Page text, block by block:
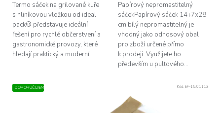
Termo sáček na grilované kuře
s hliníkovou vložkou od ideal
pack® představuje ideální
řešení pro rychlé občerstvení a
gastronomické provozy, které
hledají praktický a moderní...
Papírový nepromastitelný
sáčekPapírový sáček 14+7x28
cm bílý nepromastitelný je
vhodný jako odnosový obal
pro zboží určené přímo
k prodeji. Využijete ho
především u pultového...
DOPORUČUJEME Kód: EF-15.01113